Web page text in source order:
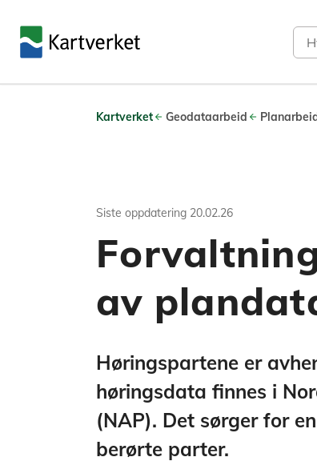
Søk
Kartverket Geodataarbeid
Siste oppdatering 20.02.26
av
Høringspartene er
høringsdata finnes i
(NAP). Det sørger for
berørte parter.